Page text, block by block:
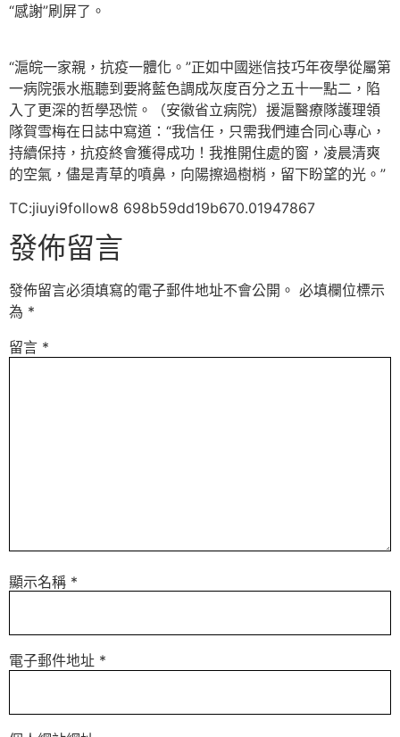
“感謝”刷屏了。
“滬皖一家親，抗疫一體化。”正如中國迷信技巧年夜學從屬第
一病院張水瓶聽到要將藍色調成灰度百分之五十一點二，陷
入了更深的哲學恐慌。（安徽省立病院）援滬醫療隊護理領
隊賀雪梅在日誌中寫道：“我信任，只需我們連合同心專心，
持續保持，抗疫終會獲得成功！我推開住處的窗，凌晨清爽
的空氣，儘是青草的噴鼻，向陽擦過樹梢，留下盼望的光。”
TC:jiuyi9follow8 698b59dd19b670.01947867
發佈留言
發佈留言必須填寫的電子郵件地址不會公開。 必填欄位標示
為 *
留言 *
顯示名稱 *
電子郵件地址 *